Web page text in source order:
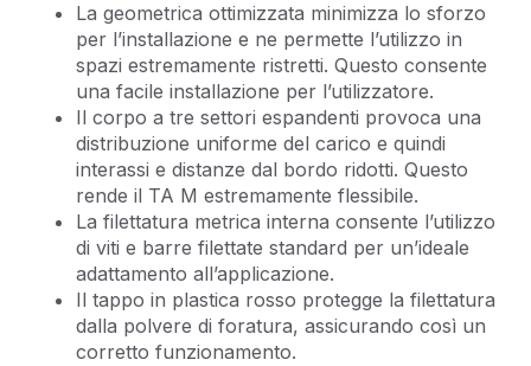
La geometrica ottimizzata minimizza lo sforzo
per l’installazione e ne permette l’utilizzo in
spazi estremamente ristretti. Questo consente
una facile installazione per l’utilizzatore.
Il corpo a tre settori espandenti provoca una
distribuzione uniforme del carico e quindi
interassi e distanze dal bordo ridotti. Questo
rende il TA M estremamente flessibile.
La filettatura metrica interna consente l’utilizzo
di viti e barre filettate standard per un’ideale
adattamento all’applicazione.
Il tappo in plastica rosso protegge la filettatura
dalla polvere di foratura, assicurando così un
corretto funzionamento.